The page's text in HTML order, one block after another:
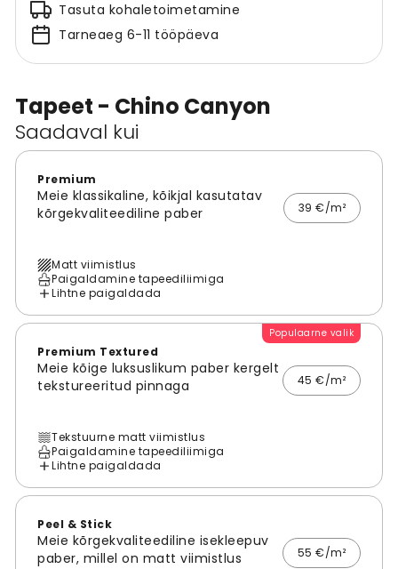
Tapeet - Chino Canyon
Saadaval kui
Premium
Meie klassikaline, kõikjal kasutatav
kõrgekvaliteediline paber
39 €/m²
Matt viimistlus
Paigaldamine tapeediliimiga
Lihtne paigaldada
Populaarne valik
Premium Textured
Meie kõige luksuslikum paber kergelt
tekstureeritud pinnaga
45 €/m²
Tekstuurne matt viimistlus
Paigaldamine tapeediliimiga
Lihtne paigaldada
Peel & Stick
Meie kõrgekvaliteediline isekleepuv
paber, millel on matt viimistlus
55 €/m²
Tasuta kohaletoimetamine
Tarneaeg 6-11 tööpäeva